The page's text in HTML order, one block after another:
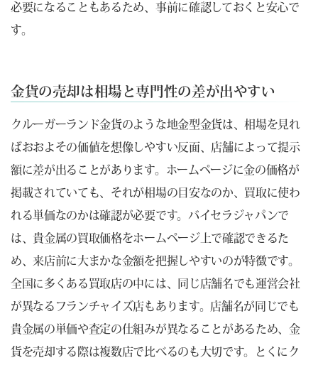
必要になることもあるため、事前に確認しておくと安心で
す。
金貨の売却は相場と専門性の差が出やすい
クルーガーランド金貨のような地金型金貨は、相場を見れ
ばおおよその価値を想像しやすい反面、店舗によって提示
額に差が出ることがあります。ホームページに金の価格が
掲載されていても、それが相場の目安なのか、買取に使わ
れる単価なのかは確認が必要です。バイセラジャパンで
は、貴金属の買取価格をホームページ上で確認できるた
め、来店前に大まかな金額を把握しやすいのが特徴です。
全国に多くある買取店の中には、同じ店舗名でも運営会社
が異なるフランチャイズ店もあります。店舗名が同じでも
貴金属の単価や査定の仕組みが異なることがあるため、金
貨を売却する際は複数店で比べるのも大切です。とくにク